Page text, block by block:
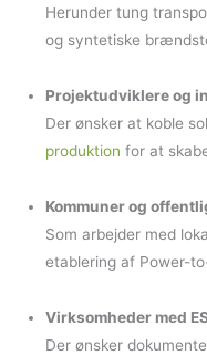
Herunder tung
og syntetiske
Projektudviklere og
Der ønsker at koble
produktion for at
Kommuner og
Som arbejder med
etablering af Power-
Virksomheder med
Der ønsker